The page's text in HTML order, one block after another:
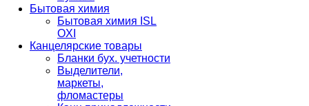
Бытовая химия
Бытовая химия ISL
OXI
Канцелярские товары
Бланки бух. учетности
Выделители,
маркеты,
фломастеры